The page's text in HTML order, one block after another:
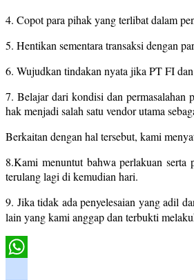
4. Copot para pihak yang terlibat dalam
5. Hentikan sementara transaksi dengan
6. Wujudkan tindakan nyata jika PT FI
7. Belajar dari kondisi dan permasalahan
hak menjadi salah satu vendor utama
Berkaitan dengan hal tersebut, kami
8.Kami menuntut bahwa perlakuan
terulang lagi di kemudian hari.
9. Jika tidak ada penyelesaian yang adil
lain yang kami anggap dan terbukti